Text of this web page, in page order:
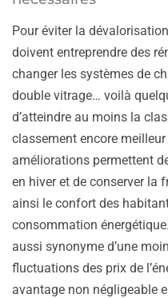
Pour éviter la
doivent entreprendre des
changer les systèmes de
double vitrage… voilà
d’atteindre au moins la
classement encore meilleur
améliorations permettent
en hiver et de conserver la
ainsi le confort des
consommation
aussi synonyme d’une
fluctuations des prix de
avantage non négligeable